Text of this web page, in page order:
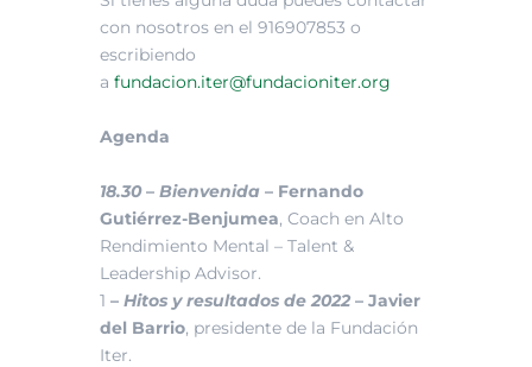
con nosotros en el 916907853 o
escribiendo
a fundacion.iter@fundacioniter.org
Agenda
18.30 – Bienvenida – Fernando
Gutiérrez-Benjumea, Coach en Alto
Rendimiento Mental – Talent &
Leadership Advisor.
1 – Hitos y resultados de 2022 – Javier
del Barrio, presidente de la Fundación
Iter.